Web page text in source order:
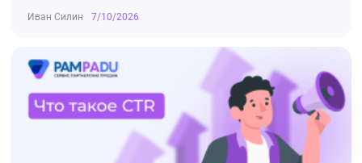
Иван Силин 7/10/2026